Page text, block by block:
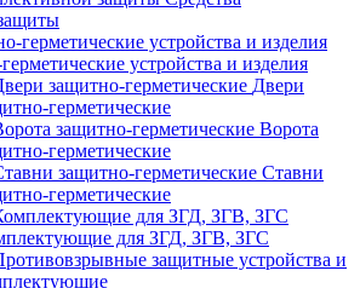
устройства и изделия
Двери
герметические
Ворота
герметические
Ставни
герметические
для ЗГД, ЗГВ, ЗГС